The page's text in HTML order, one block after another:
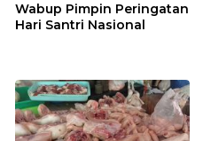
Wabup Pimpin Peringatan
Hari Santri Nasional